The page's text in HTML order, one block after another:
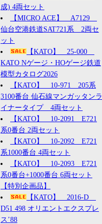
成) 4両セット
【MICRO ACE】 A7129
仙台空港鉄道SAT721系 2両セ
ット
【KATO】 25-000
KATO Nゲージ・HOゲージ鉄道
模型カタログ2026
【KATO】 10-971 205系
3100番台 仙石線マンガッタンラ
イナータイプ 4両セット
【KATO】 10-2091 E721
系0番台 2両セット
【KATO】 10-2092 E721
系1000番台 4両セット
【KATO】 10-2093 E721
系0番台+1000番台 6両セット
【特別企画品】
【KATO】 2016-D
D51 498 オリエントエクスプレ
ス’88